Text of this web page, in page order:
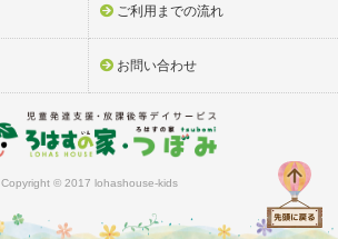
ご利用までの流れ
お問い合わせ
Copyright © 2017 lohashouse-kids